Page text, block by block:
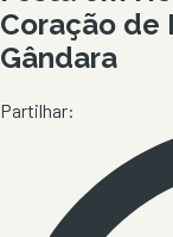
Coração de
Gândara
Partilhar: